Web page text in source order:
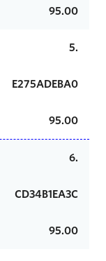
95.00
5.
E275ADEBA0
95.00
6.
CD34B1EA3C
95.00